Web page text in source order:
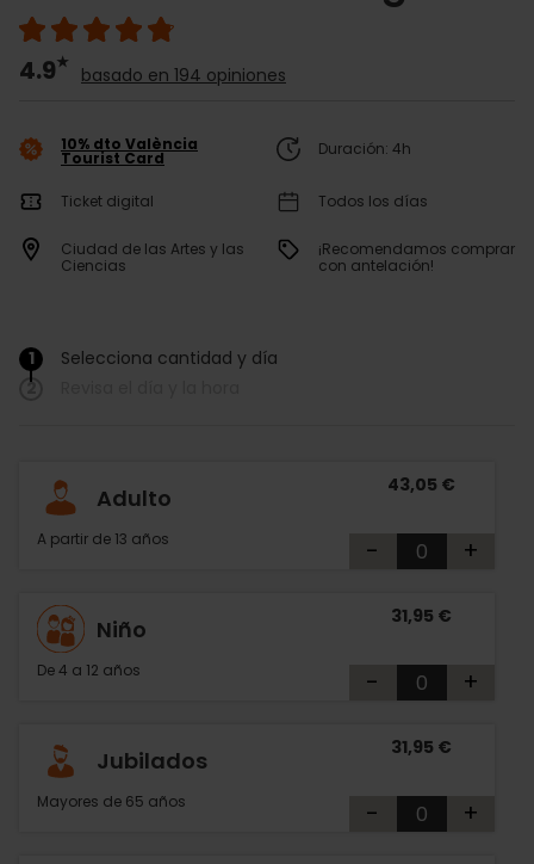
4.9 basado en 194 opiniones
10% dto València
Tourist Card Duración: 4h
Ticket digital Todos los días
Ciudad de las Artes y las
Ciencias
¡Recomendamos comprar
con antelación!
1 Selecciona cantidad y día
/
2
Adulto
A partir de 13 años
43,05 €
- +
Niño
De 4 a 12 años
31,95 €
- +
Jubilados
Mayores de 65 años
31,95 €
- +